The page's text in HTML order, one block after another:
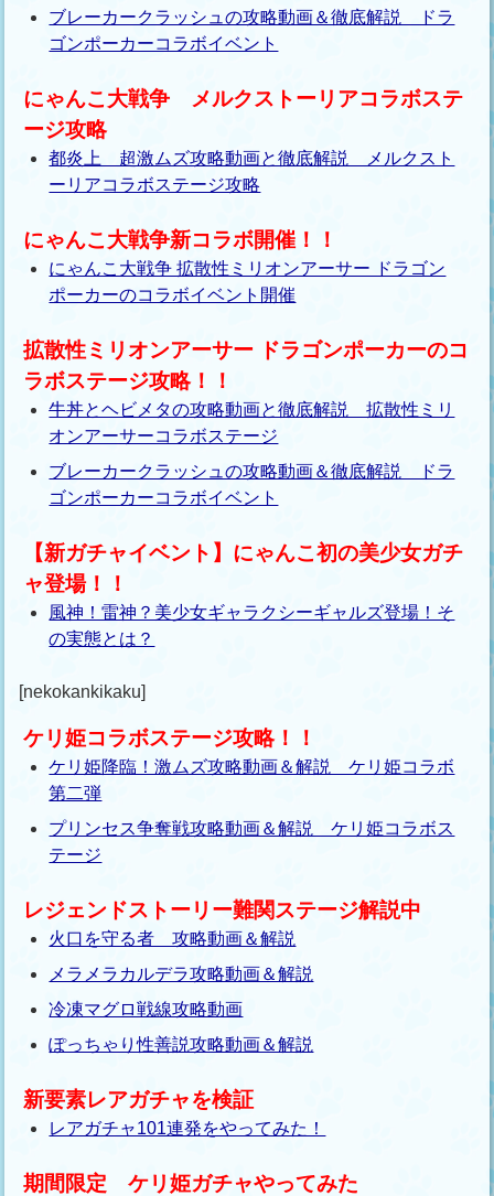
ブレーカークラッシュの攻略動画＆徹底解説 ドラ
ゴンポーカーコラボイベント
にゃんこ大戦争 メルクストーリアコラボステ
ージ攻略
都炎上 超激ムズ攻略動画と徹底解説 メルクスト
ーリアコラボステージ攻略
にゃんこ大戦争新コラボ開催！！
にゃんこ大戦争 拡散性ミリオンアーサー ドラゴン
ポーカーのコラボイベント開催
拡散性ミリオンアーサー ドラゴンポーカーのコ
ラボステージ攻略！！
牛丼とヘビメタの攻略動画と徹底解説 拡散性ミリ
オンアーサーコラボステージ
ブレーカークラッシュの攻略動画＆徹底解説 ドラ
ゴンポーカーコラボイベント
【新ガチャイベント】にゃんこ初の美少女ガチ
ャ登場！！
風神！雷神？美少女ギャラクシーギャルズ登場！そ
の実態とは？
[nekokankikaku]
ケリ姫コラボステージ攻略！！
ケリ姫降臨！激ムズ攻略動画＆解説 ケリ姫コラボ
第二弾
プリンセス争奪戦攻略動画＆解説 ケリ姫コラボス
テージ
レジェンドストーリー難関ステージ解説中
火口を守る者 攻略動画＆解説
メラメラカルデラ攻略動画＆解説
冷凍マグロ戦線攻略動画
ぽっちゃり性善説攻略動画＆解説
新要素レアガチャを検証
レアガチャ101連発をやってみた！
期間限定 ケリ姫ガチャやってみた